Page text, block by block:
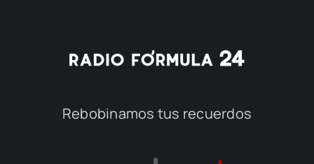
Rebobinamos tus recuerdos